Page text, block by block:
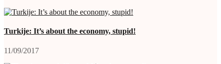
Turkije: It’s about the economy, stupid!
11/09/2017